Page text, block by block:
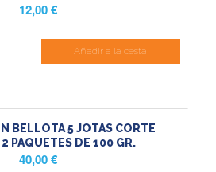
12,00€
Añadir a la cesta
BELLOTA 5 JOTAS CORTE
PAQUETES DE 100 GR.
40,00€